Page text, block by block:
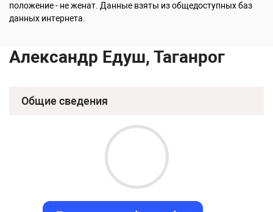
положение - не женат. Данные взяты из общедоступных баз
данных интернета.
Александр Едуш, Таганрог
Общие сведения